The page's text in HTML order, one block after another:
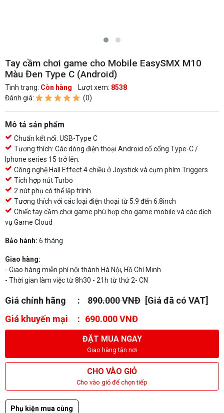
Tay cầm chơi game cho Mobile EasySMX M10
Màu Đen Type C (Android)
Tình trạng: Còn hàng Lượt xem: 8538
Đánh giá:
(0)
Mô tả sản phẩm
Chuẩn kết nối: USB-Type C
Tương thích: Các dòng điện thoại Android cố cổng Type-C /
Iphone series 15 trở lên.
Công nghệ Hall Effect 4 chiều ở Joystick và cụm phím Triggers
Tích hợp nút Turbo
2 nút phụ có thể lập trình
Tương thích với các loại điện thoại từ 5.9 đến 6.8inch
Chiếc tay cầm chơi game phù hợp cho game mobile và các dịch
vụ Game Cloud
Bảo hành: 6 tháng
Giao hàng:
- Giao hàng miễn phí nội thành Hà Nội, Hồ Chí Minh
- Thời gian làm việc từ 8h30 - 21h từ thứ 2- CN
Giá chính hãng 890.000 VNĐ [Giá đã có VAT]
Giá khuyến mại
690.000 VNĐ
ĐẶT MUA NGAY
Giao hàng tận nơi
CHO VÀO GIỎ
Cho vào giỏ để chọn tiếp
Phụ kiện mua cùng